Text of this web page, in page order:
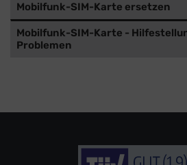
Mobilfunk-SIM-Karte ersetzen
Mobilfunk-SIM-Karte -
Problemen